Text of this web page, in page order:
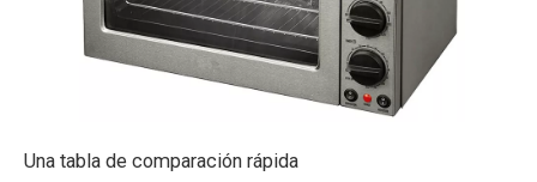
Una tabla de comparación rápida